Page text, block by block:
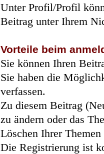
Unter Profil/Profil
Beitrag unter Ihrem
Vorteile beim
Sie können Ihren
Sie haben die
verfassen.
Zu diesem Beitrag
zu ändern oder das
Löschen Ihrer
Die Registrierung ist